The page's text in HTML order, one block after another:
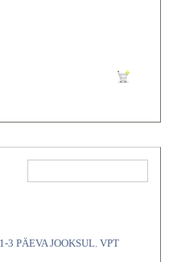
3 PÄEVA JOOKSUL. VPT